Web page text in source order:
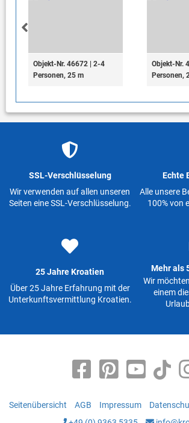
Objekt-Nr. 46672 | 2-4
Personen, 25 m
Objekt-Nr.
Personen,
SSL-Verschlüsselung
Wir verwenden auf allen unseren
Seiten eine SSL-Verschlüsselung.
Echte
Alle unsere
100% von
25 Jahre Kroatien
Über 25 Jahre Erfahrung mit der
Unterkunftsvermittlung Kroatien.
Mehr als
Wir
einem
Seitenübersicht AGB Impressum